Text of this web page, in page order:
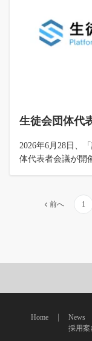
生徒会団体代
2026年6月28日、
体代表者会議が開
前へ 1
Home News
採用案